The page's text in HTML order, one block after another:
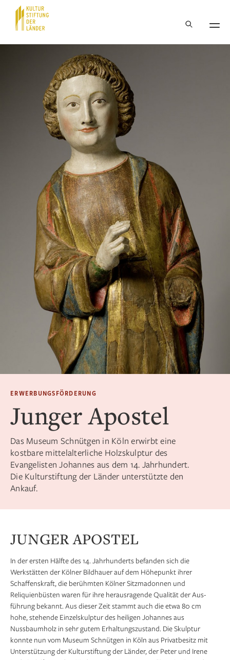
Hauptnavigation
ERWERBUNGSFÖRDERUNG
Junger Apostel
Das Museum Schnütgen in Köln erwirbt eine
kostbare mittelalterliche Holzskulptur des
Evangelisten Johannes aus dem 14. Jahrhundert.
Die Kulturstiftung der Länder unterstützte den
Ankauf.
JUNGER APOSTEL
In der ersten Hälfte des 14. Jahrhunderts befanden sich die
Werkstätten der Kölner Bildhauer auf dem Höhepunkt ihrer
Schaffenskraft, die berühmten Kölner Sitz­madonnen und
Reliquienbüsten waren für ihre herausragende Qualität der Aus­
führung bekannt. Aus dieser Zeit stammt auch die etwa 80 cm
hohe, stehende Einzelskulptur des heiligen Johannes aus
Nussbaumholz in sehr gutem Erhaltungs­zustand. Die Skulptur
konnte nun vom Museum Schnütgen in Köln aus Privat­besitz mit
Unter­stützung der Kulturstiftung der Länder, der Peter und Irene